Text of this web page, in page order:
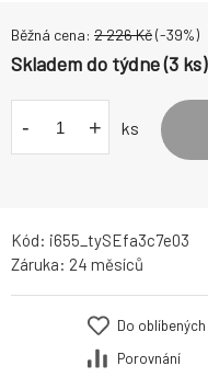
Běžná cena: 2 226Kč(-39%)
Skladem do týdne (3 ks)
- + ks
Kód: i655_tySEfa3c7e03
Záruka: 24 měsíců
Do oblíbených
Porovnání